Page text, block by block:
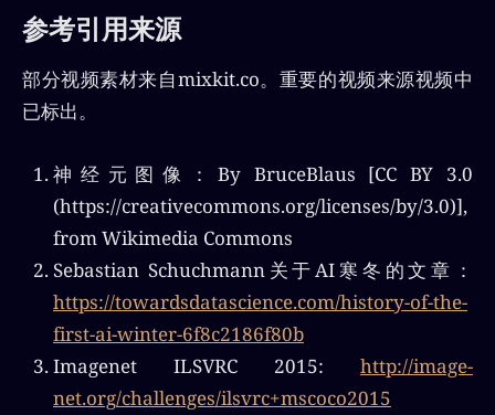
参考引用来源
部分视频素材来自mixkit.co。重要的视频来源视频中
已标出。
神经元图像：By BruceBlaus [CC BY 3.0
(https://creativecommons.org/licenses/by/3.0)],
from Wikimedia Commons
Sebastian Schuchmann关于AI寒冬的文章：
https://towardsdatascience.com/history-of-the-
first-ai-winter-6f8c2186f80b
Imagenet ILSVRC 2015: http://image-
net.org/challenges/ilsvrc+mscoco2015